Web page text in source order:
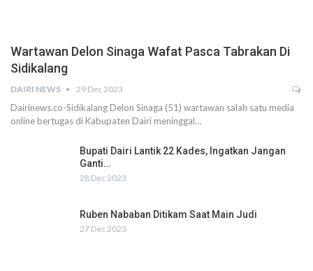
Wartawan Delon Sinaga Wafat Pasca Tabrakan Di
Sidikalang
DAIRI NEWS 29 Dec 2023
Dairinews.co-Sidikalang Delon Sinaga (51) wartawan salah satu media
online bertugas di Kabupaten Dairi meninggal…
Bupati Dairi Lantik 22 Kades, Ingatkan Jangan
Ganti…
28 Dec 2023
Ruben Nababan Ditikam Saat Main Judi
27 Dec 2023